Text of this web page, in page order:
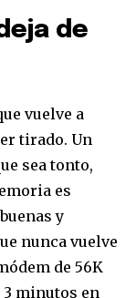
Seguidores
de
vuelve a
tirado. Un
sea tonto,
es
y
nunca vuelve
de 56K
3 minutos en